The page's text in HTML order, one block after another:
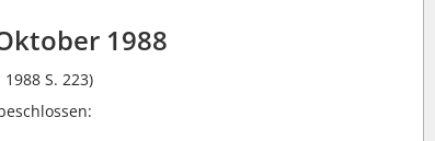
1988
1988 S. 223)